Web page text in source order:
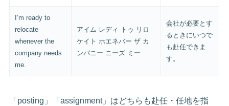
I’m ready to
relocate
whenever the
company needs
me.
アイム レディ トゥ リロ
ケイト ホエネバー ザ カ
ンパニー ニーズ ミー
会社が必要とす
るときにいつで
も赴任できま
す。
「posting」「assignment」はどちらも赴任・任地を指